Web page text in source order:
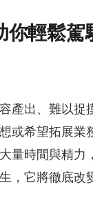
你輕鬆駕
產出、難以捉
或希望拓展業
量時間與精力
，它將徹底改